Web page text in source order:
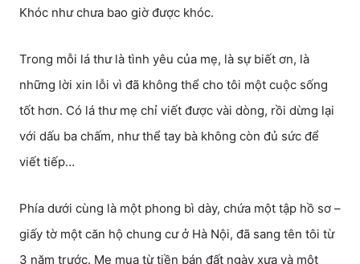
Khóc như chưa bao giờ được khóc.
Trong mỗi lá thư là tình yêu của mẹ, là sự biết ơn, là
những lời xin lỗi vì đã không thể cho tôi một cuộc sống
tốt hơn. Có lá thư mẹ chỉ viết được vài dòng, rồi dừng lại
với dấu ba chấm, như thể tay bà không còn đủ sức để
viết tiếp…
Phía dưới cùng là một phong bì dày, chứa một tập hồ sơ –
giấy tờ một căn hộ chung cư ở Hà Nội, đã sang tên tôi từ
3 năm trước. Mẹ mua từ tiền bán đất ngày xưa và một